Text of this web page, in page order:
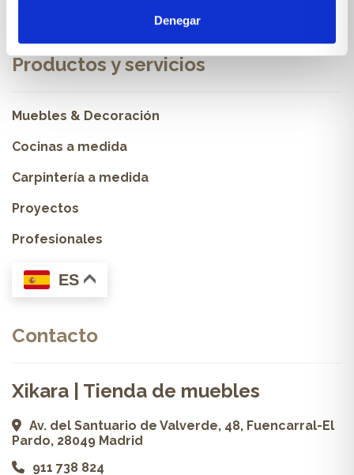
Denegar
Productos y servicios
Muebles & Decoración
Cocinas a medida
Carpintería a medida
Proyectos
Profesionales
ES
Contacto
Xikara | Tienda de muebles
Av. del Santuario de Valverde, 48, Fuencarral-El
Pardo, 28049 Madrid
911 738 824